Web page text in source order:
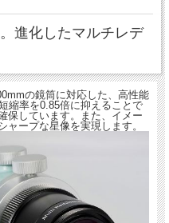
進化したマルチレデ
の鏡筒に対応した、高性能
縮率を0.85倍に抑えることで
保しています。また、イメー
ャープな星像を実現します。